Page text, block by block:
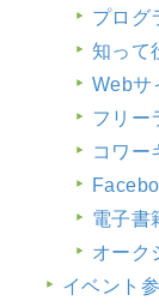
プログ
知って
Webサ
フリー
コワー
電子書
オーク
イベント